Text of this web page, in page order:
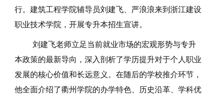
行。建筑工程学院辅导员刘建飞、严浪浪来到浙江建设
职业技术学院，开展专升本招生宣讲。
刘建飞老师立足当前就业市场的宏观形势与专升
本政策的最新导向，深入剖析了学历提升对于个人职业
发展的核心价值和长远意义。在随后的学校推介环节，
他全面介绍了衢州学院的办学特色、历史沿革、学科优